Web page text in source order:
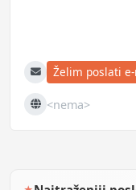
E-mailŽelim poslati
Web <nema>